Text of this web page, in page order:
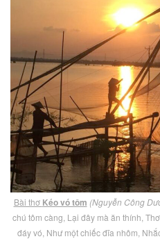
Bài thơ Kéo vó tôm (Nguyễn Công
chú tôm càng, Lại đây mà ăn thính,
đáy vó, Như một chiếc đĩa nhôm,